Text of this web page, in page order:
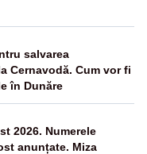
salvarea
Cernavodă. Cum vor fi
în Dunăre
2026. Numerele
anunțate. Miza